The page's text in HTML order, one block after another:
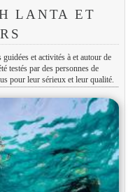
LANTA ET
et activités à et autour de
testés par des personnes de
pour leur sérieux et leur qualité.